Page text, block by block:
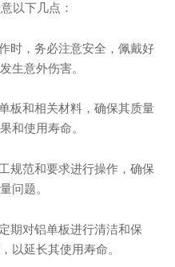
以下几点：
时，务必注意安全，佩戴好
生意外伤害。
板和相关材料，确保其质量
和使用寿命。
规范和要求进行操作，确保
问题。
期对铝单板进行清洁和保
以延长其使用寿命。